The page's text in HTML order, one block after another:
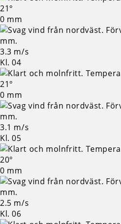
21°
0 mm
3.3 m/s
Kl. 04
21°
0 mm
3.1 m/s
Kl. 05
20°
0 mm
2.5 m/s
Kl. 06